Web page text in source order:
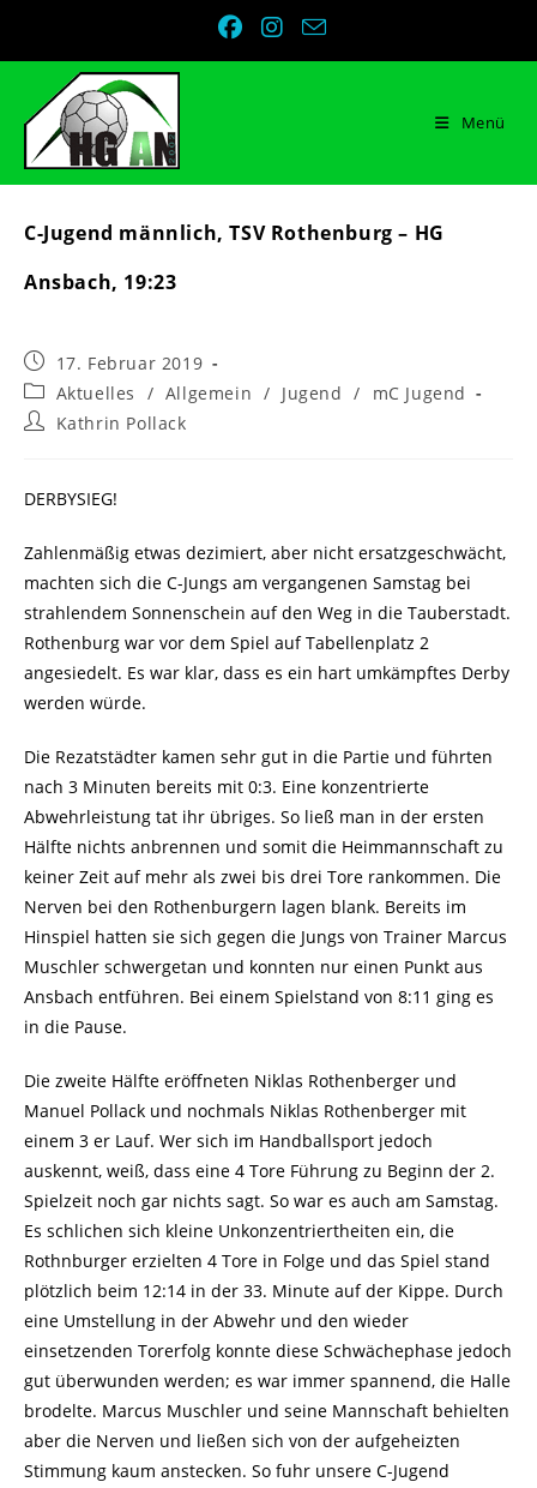
Menü
C-Jugend männlich, TSV Rothenburg – HG
Ansbach, 19:23
Beitrag
veröffentlicht:
17. Februar 2019
Beitrags-
Kategorie:
Aktuelles / Allgemein / Jugend /
mC Jugend
Beitrags-
Kathrin Pollack
DERBYSIEG!
Zahlenmäßig etwas dezimiert, aber nicht ersatzgeschwächt,
machten sich die C-Jungs am vergangenen Samstag bei
strahlendem Sonnenschein auf den Weg in die Tauberstadt.
Rothenburg war vor dem Spiel auf Tabellenplatz 2
angesiedelt. Es war klar, dass es ein hart umkämpftes Derby
werden würde.
Die Rezatstädter kamen sehr gut in die Partie und führten
nach 3 Minuten bereits mit 0:3. Eine konzentrierte
Abwehrleistung tat ihr übriges. So ließ man in der ersten
Hälfte nichts anbrennen und somit die Heimmannschaft zu
keiner Zeit auf mehr als zwei bis drei Tore rankommen. Die
Nerven bei den Rothenburgern lagen blank. Bereits im
Hinspiel hatten sie sich gegen die Jungs von Trainer Marcus
Muschler schwergetan und konnten nur einen Punkt aus
Ansbach entführen. Bei einem Spielstand von 8:11 ging es
in die Pause.
Die zweite Hälfte eröffneten Niklas Rothenberger und
Manuel Pollack und nochmals Niklas Rothenberger mit
einem 3 er Lauf. Wer sich im Handballsport jedoch
auskennt, weiß, dass eine 4 Tore Führung zu Beginn der 2.
Spielzeit noch gar nichts sagt. So war es auch am Samstag.
Es schlichen sich kleine Unkonzentriertheiten ein, die
Rothnburger erzielten 4 Tore in Folge und das Spiel stand
plötzlich beim 12:14 in der 33. Minute auf der Kippe. Durch
eine Umstellung in der Abwehr und den wieder
einsetzenden Torerfolg konnte diese Schwächephase jedoch
gut überwunden werden; es war immer spannend, die Halle
brodelte. Marcus Muschler und seine Mannschaft behielten
aber die Nerven und ließen sich von der aufgeheizten
Stimmung kaum anstecken. So fuhr unsere C-Jugend